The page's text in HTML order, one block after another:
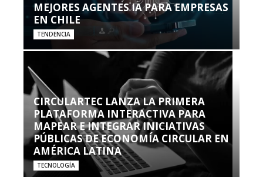
MEJORES AGENTES IA PARA EMPRESAS
EN CHILE
TENDENCIA
CIRCULARTEC LANZA LA PRIMERA
PLATAFORMA INTERACTIVA PARA
MAPEAR E INTEGRAR INICIATIVAS
PÚBLICAS DE ECONOMÍA CIRCULAR EN
AMÉRICA LATINA
TECNOLOGÍA